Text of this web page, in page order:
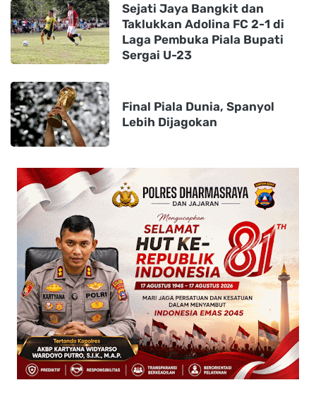
Sejati Jaya Bangkit dan
Taklukkan Adolina FC 2-1 di
Laga Pembuka Piala Bupati
Sergai U-23
Final Piala Dunia, Spanyol
Lebih Dijagokan